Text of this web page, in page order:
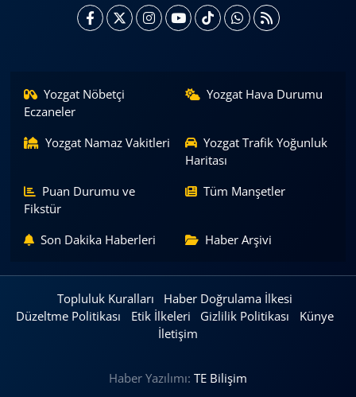
Yozgat Nöbetçi
Eczaneler
Yozgat Hava Durumu
Yozgat Namaz Vakitleri
Yozgat Trafik Yoğunluk
Haritası
Puan Durumu ve
Fikstür
Tüm Manşetler
Son Dakika Haberleri Haber Arşivi
Topluluk Kuralları
Haber Doğrulama İlkesi
Düzeltme Politikası
Etik İlkeleri Gizlilik Politikası
Künye
İletişim
Haber Yazılımı: TE Bilişim